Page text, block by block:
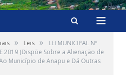
» Leis »
LEI MUNICIPAL Nº
2019 (Dispõe Sobre a Alienação de
Município de Anapu e Dá Outras